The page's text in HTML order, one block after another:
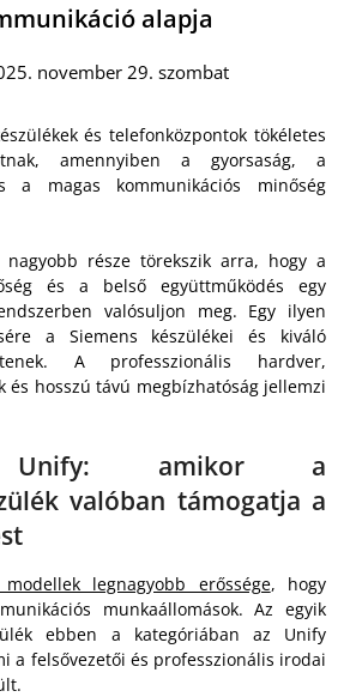
alapja
november 29. szombat
és telefonközpontok tökéletes
amennyiben a gyorsaság, a
a magas kommunikációs minőség
része törekszik arra, hogy a
és a belső együttműködés egy
valósuljon meg. Egy ilyen
a Siemens készülékei és kiváló
A professzionális hardver,
és hosszú távú megbízhatóság jellemzi
Unify: amikor a
valóban támogatja a
legnagyobb erőssége, hogy
munkaállomások. Az egyik
ebben a kategóriában az Unify
a felsővezetői és professzionális irodai